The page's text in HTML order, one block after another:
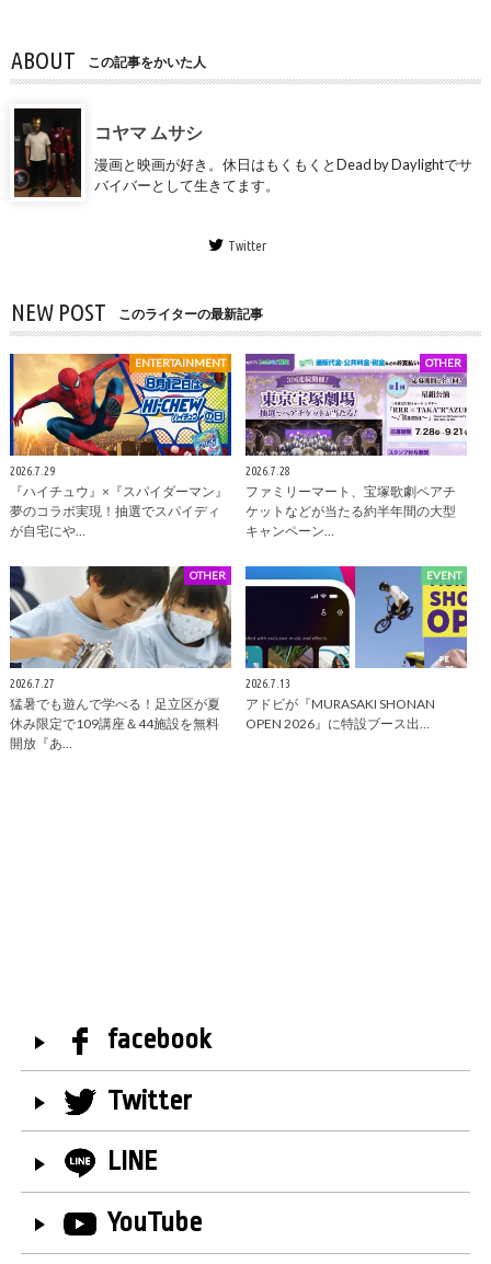
ABOUT この記事をかいた人
コヤマ ムサシ
漫画と映画が好き。休日はもくもくとDead by Daylightでサ
バイバーとして生きてます。
Twitter
NEW POST このライターの最新記事
ENTERTAINMENT
2026.7.29
『ハイチュウ』×『スパイダーマン』
夢のコラボ実現！抽選でスパイディ
が自宅にや…
OTHER
2026.7.28
ファミリーマート、宝塚歌劇ペアチ
ケットなどが当たる約半年間の大型
キャンペーン…
OTHER
2026.7.27
猛暑でも遊んで学べる！足立区が夏
休み限定で109講座＆44施設を無料
開放『あ…
EVENT
2026.7.13
アドビが『MURASAKI SHONAN
OPEN 2026』に特設ブース出…
facebook
Twitter
LINE
YouTube